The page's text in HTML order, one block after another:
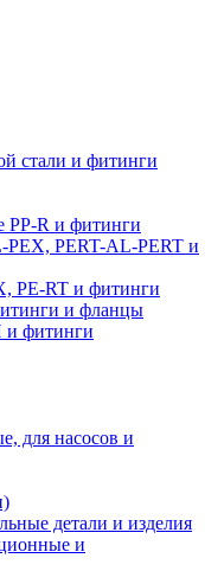
стали и фитинги
PP-R и фитинги
PEX, PERT-AL-PERT и
PE-RT и фитинги
и фланцы
фитинги
для насосов и
детали и изделия
и